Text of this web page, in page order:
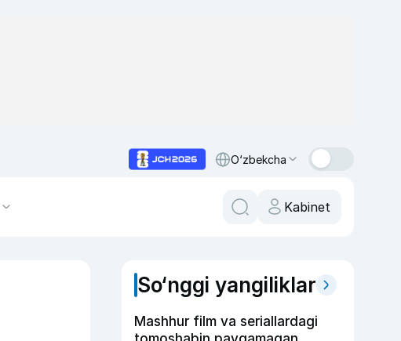
O‘zbekcha
Kabinet
So‘nggi yangiliklar
Mashhur film va seriallardagi